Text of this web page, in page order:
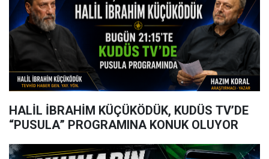
HALİL İBRAHİM KÜÇÜKÖDÜK, KUDÜS TV’DE
“PUSULA” PROGRAMINA KONUK OLUYOR